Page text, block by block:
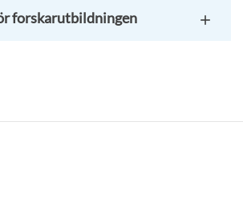
forskarutbildningen